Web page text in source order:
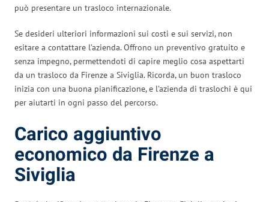
può presentare un trasloco internazionale.
Se desideri ulteriori informazioni sui costi e sui servizi, non
esitare a contattare l’azienda. Offrono un preventivo gratuito e
senza impegno, permettendoti di capire meglio cosa aspettarti
da un trasloco da Firenze a Siviglia. Ricorda, un buon trasloco
inizia con una buona pianificazione, e l’azienda di traslochi è qui
per aiutarti in ogni passo del percorso.
Carico aggiuntivo
economico da Firenze a
Siviglia